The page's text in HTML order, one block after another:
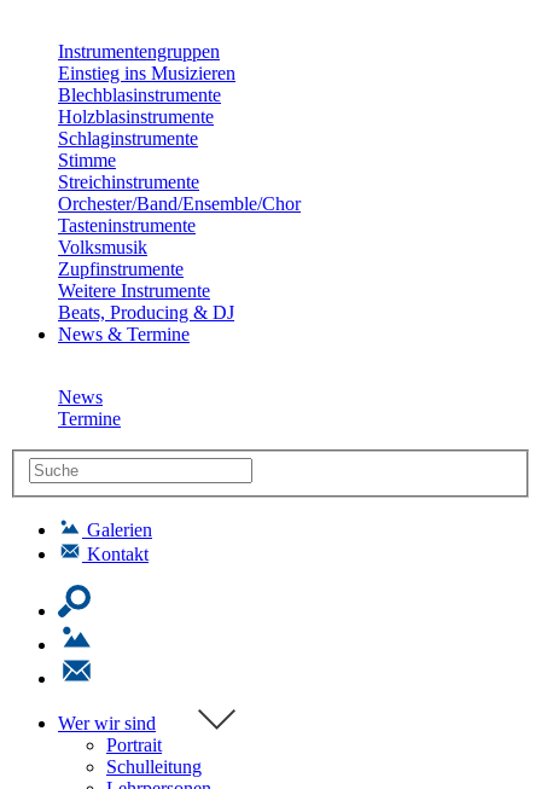
Instrumentengruppen
Einstieg ins Musizieren
Blechblasinstrumente
Holzblasinstrumente
Schlaginstrumente
Stimme
Streichinstrumente
Orchester/Band/Ensemble/Chor
Tasteninstrumente
Volksmusik
Zupfinstrumente
Weitere Instrumente
Beats, Producing & DJ
News & Termine
News
Termine
Galerien
Kontakt
Wer wir sind
Portrait
Schulleitung